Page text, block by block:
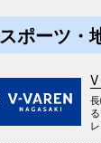
スポーツ・